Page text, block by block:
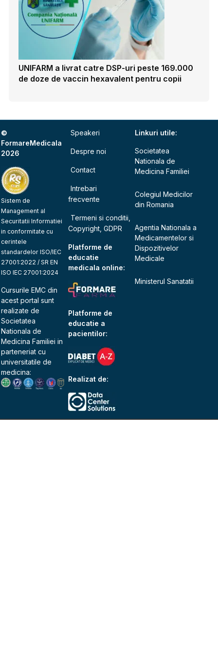
UNIFARM a livrat catre DSP-uri peste 169.000
de doze de vaccin hexavalent pentru copii
©
FormareMedicala
2026
Sistem de
Management al
Securitatii Informatiei
in conformitate cu
cerintele
standardelor ISO/IEC
27001:2022 / SR EN
ISO IEC 27001:2024
Cursurile EMC din
acest portal sunt
realizate de
Societatea
Nationala de
Medicina Familiei in
parteneriat cu
universitatile de
medicina:
Speakeri
Despre noi
Contact
Intrebari
frecvente
Termeni si conditii,
Copyright, GDPR
Platforme de
educatie
medicala online:
Platforme de
educatie a
pacientilor:
Realizat de:
Linkuri utile:
Societatea
Nationala de
Medicina Familiei
Colegiul Medicilor
din Romania
Agentia Nationala a
Medicamentelor si
Dispozitivelor
Medicale
Ministerul Sanatatii